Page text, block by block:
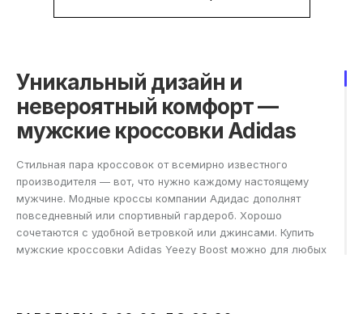
Уникальный дизайн и
невероятный комфорт —
мужские кроссовки Adidas
Стильная пара кроссовок от всемирно известного
производителя — вот, что нужно каждому настоящему
мужчине. Модные кроссы компании Адидас дополнят
повседневный или спортивный гардероб. Хорошо
сочетаются с удобной ветровкой или джинсами. Купить
мужские кроссовки Adidas Yeezy Boost можно для любых